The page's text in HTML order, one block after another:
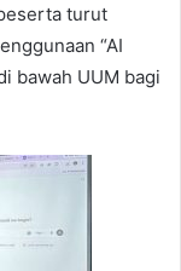
turut
“AI
bawah UUM bagi